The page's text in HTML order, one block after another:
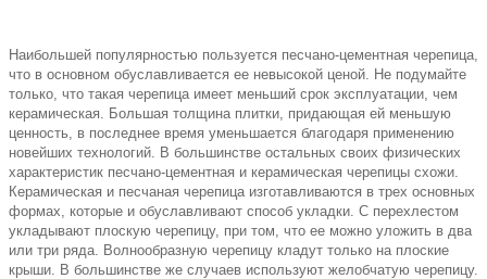
Наибольшей популярностью пользуется песчано-цементная черепица,
что в основном обуславливается ее невысокой ценой.
Не подумайте
только, что такая черепица имеет меньший срок эксплуатации, чем
керамическая. Большая толщина плитки, придающая ей меньшую
ценность, в последнее время уменьшается благодаря применению
новейших технологий. В большинстве остальных своих физических
характеристик песчано-цементная и керамическая черепицы схожи.
Керамическая и песчаная черепица изготавливаются в трех основных
формах, которые и обуславливают способ укладки. С перехлестом
укладывают плоскую черепицу, при том, что ее можно уложить в два
или три ряда. Волнообразную черепицу кладут только на плоские
крыши. В большинстве же случаев используют желобчатую черепицу.